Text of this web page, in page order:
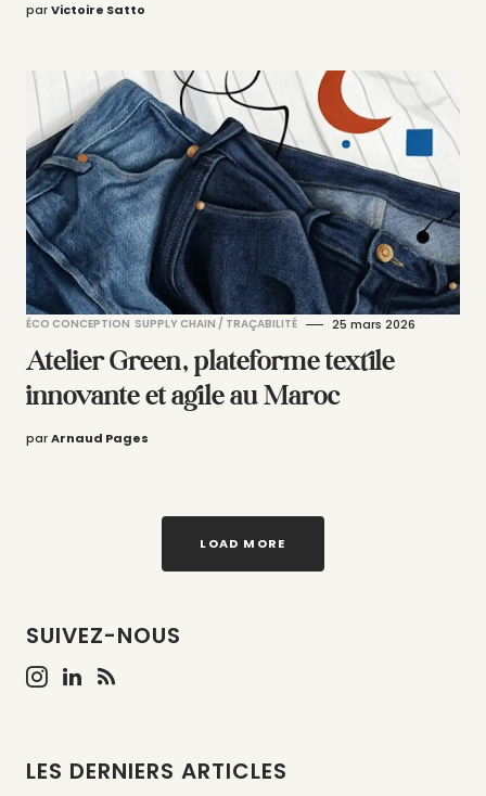
parVictoire Satto
ÉCO CONCEPTION SUPPLY CHAIN / TRAÇABILITÉ 25 mars 2026
Atelier Green, plateforme textile
innovante et agile au Maroc
parArnaud Pages
LOAD MORE
SUIVEZ-NOUS
LES DERNIERS ARTICLES